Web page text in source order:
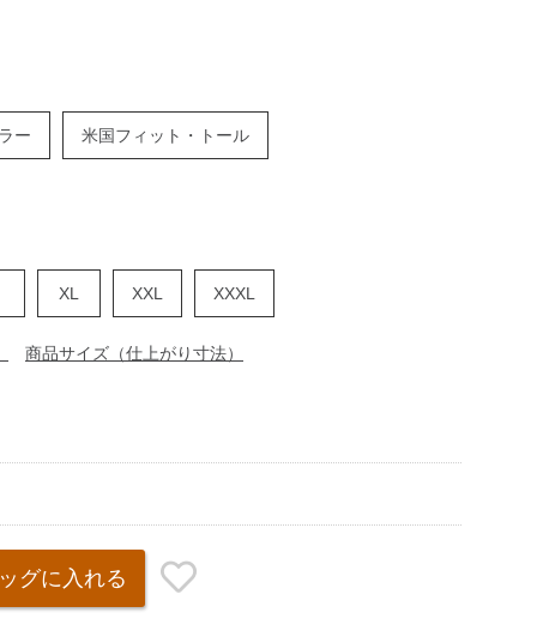
ー 米国フィット・トール
XL XXL XXXL
商品サイズ（仕上がり寸法）
グに入れる